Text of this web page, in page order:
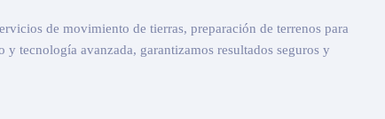
de movimiento de tierras, preparación de terrenos para
tecnología avanzada, garantizamos resultados seguros y